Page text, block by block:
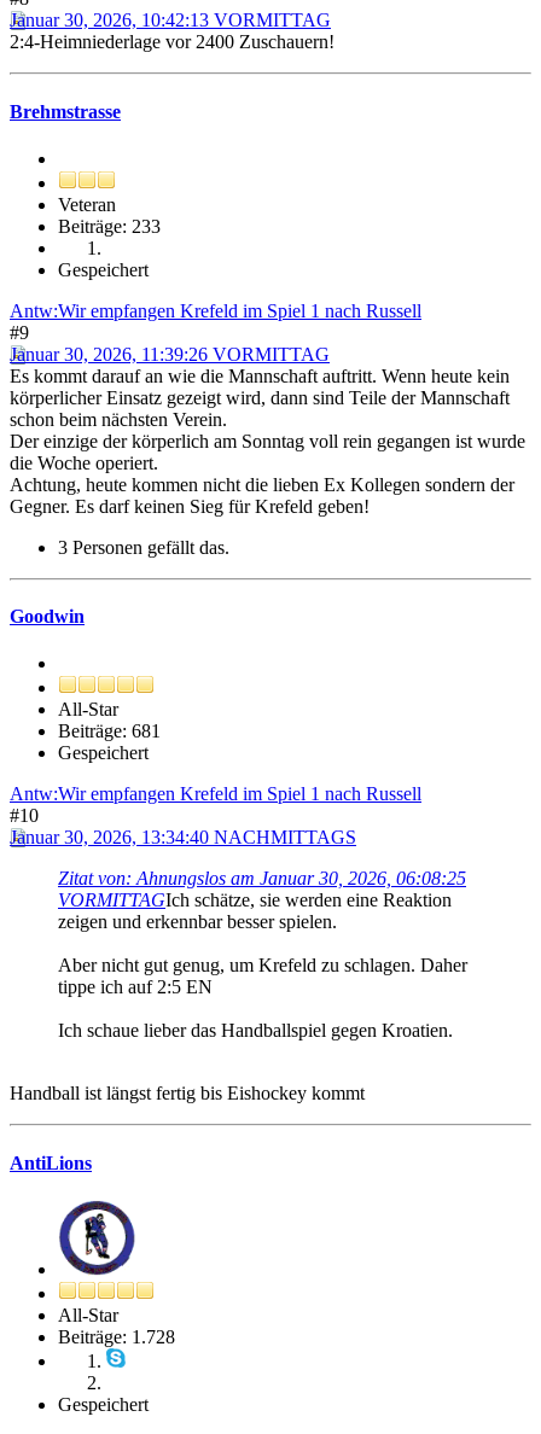
Januar 30, 2026, 10:42:13 VORMITTAG
2:4-Heimniederlage vor 2400 Zuschauern!
Brehmstrasse
Veteran
Beiträge: 233
Gespeichert
Antw:Wir empfangen Krefeld im Spiel 1 nach Russell
#9
Januar 30, 2026, 11:39:26 VORMITTAG
Es kommt darauf an wie die Mannschaft auftritt. Wenn heute kein
körperlicher Einsatz gezeigt wird, dann sind Teile der Mannschaft
schon beim nächsten Verein.
Der einzige der körperlich am Sonntag voll rein gegangen ist wurde
die Woche operiert.
Achtung, heute kommen nicht die lieben Ex Kollegen sondern der
Gegner. Es darf keinen Sieg für Krefeld geben!
3 Personen gefällt das.
Goodwin
All-Star
Beiträge: 681
Gespeichert
Antw:Wir empfangen Krefeld im Spiel 1 nach Russell
#10
Januar 30, 2026, 13:34:40 NACHMITTAGS
Zitat von: Ahnungslos am Januar 30, 2026, 06:08:25
VORMITTAGIch schätze, sie werden eine Reaktion
zeigen und erkennbar besser spielen.
Aber nicht gut genug, um Krefeld zu schlagen. Daher
tippe ich auf 2:5 EN
Ich schaue lieber das Handballspiel gegen Kroatien.
Handball ist längst fertig bis Eishockey kommt
AntiLions
All-Star
Beiträge: 1.728
Gespeichert